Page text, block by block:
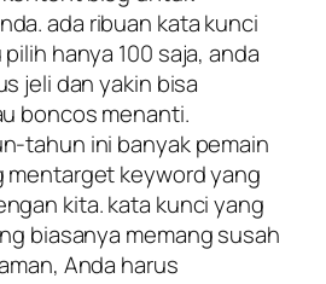
ada ribuan kata kunci
hanya 100 saja, anda
jeli dan yakin bisa
boncos menanti.
tahun ini banyak pemain
mentarget keyword yang
kita. kata kunci yang
biasanya memang susah
Anda harus